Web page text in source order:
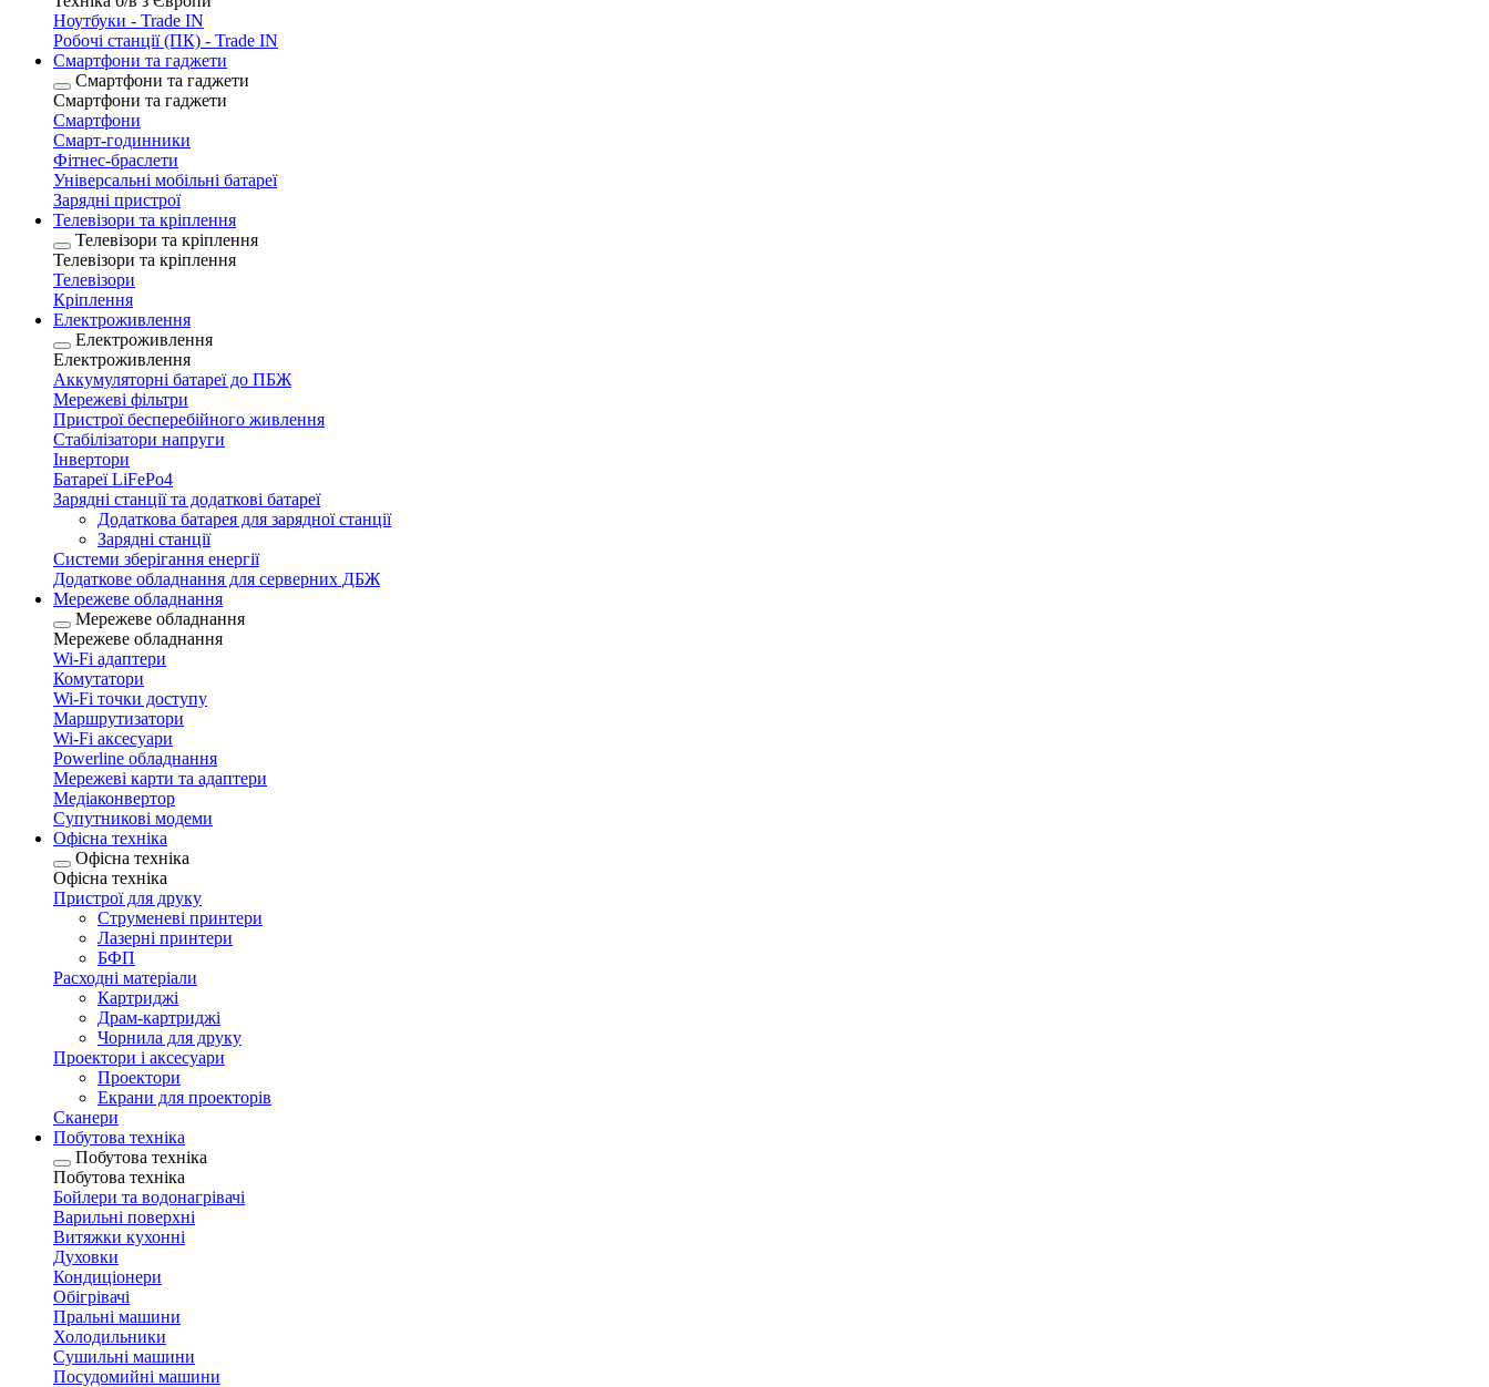
Ноутбуки - Trade IN
Робочі станції (ПК) - Trade IN
Смартфони та гаджети
Смартфони та гаджети
Смартфони та гаджети
Смартфони
Смарт-годинники
Фітнес-браслети
Універсальні мобільні батареї
Зарядні пристрої
Телевізори та кріплення
Телевізори та кріплення
Телевізори та кріплення
Телевізори
Кріплення
Електроживлення
Електроживлення
Електроживлення
Аккумуляторні батареї до ПБЖ
Мережеві фільтри
Пристрої бесперебійного живлення
Стабілізатори напруги
Інвертори
Батареї LiFePo4
Зарядні станції та додаткові батареї
Додаткова батарея для зарядної станції
Зарядні станції
Системи зберігання енергії
Додаткове обладнання для серверних ДБЖ
Мережеве обладнання
Мережеве обладнання
Мережеве обладнання
Wi-Fi адаптери
Комутатори
Wi-Fi точки доступу
Маршрутизатори
Wi-Fi аксесуари
Рowerline обладнання
Мережеві карти та адаптери
Медіаконвертор
Супутникові модеми
Офісна техніка
Офісна техніка
Офісна техніка
Пристрої для друку
Струменеві принтери
Лазерні принтери
БФП
Расходні матеріали
Картриджі
Драм-картриджі
Чорнила для друку
Проектори і аксесуари
Проектори
Екрани для проекторів
Сканери
Побутова техніка
Побутова техніка
Побутова техніка
Бойлери та водонагрівачі
Варильні поверхні
Витяжки кухонні
Духовки
Кондиціонери
Обігрівачі
Пральні машини
Холодильники
Сушильні машини
Посудомийні машини